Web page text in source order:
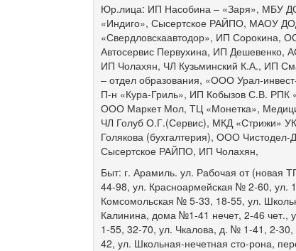
Юр.лица: ИП Насобина – «Заря», МБУ
«Индиго», Сысертское РАЙПО, МАОУ
«Свердловскаавтодор», ИП
Автосервис Первухина, ИП
ИП Чолахян, ЧЛ Кузьминский К.А., ИП
– отдел образования, «ООО Урал-
П-н «Кура-Гриль», ИП Кобызов С.В. РПК
ООО Маркет Мол, ТЦ «Монетка»,
ЧЛ Голуб О.Г.(Сервис), МКД «Стрижи» УК
Голякова (бухгалтерия), ООО
Сысертское РАЙПО, ИП Чолахян,
Быт: г. Арамиль. ул. Рабочая от (новая
44-98, ул. Красноармейская № 2-60,
Комсомольская № 5-33, 18-55, ул.
Калинина, дома №1-41 нечет, 2-46
1-55, 32-70, ул. Чкалова, д. № 1-41, 2-
42, ул. Школьная-нечетная сто-рона,